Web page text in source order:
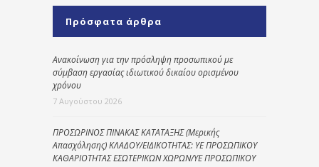
Πρόσφατα άρθρα
Ανακοίνωση για την πρόσληψη προσωπικού με
σύμβαση εργασίας ιδιωτικού δικαίου ορισμένου
χρόνου
7 Αυγούστου 2026
ΠΡΟΣΩΡΙΝΟΣ ΠΙΝΑΚΑΣ ΚΑΤΑΤΑΞΗΣ (Μερικής
Απασχόλησης) ΚΛΑΔΟΥ/ΕΙΔΙΚΟΤΗΤΑΣ: ΥΕ ΠΡΟΣΩΠΙΚΟΥ
ΚΑΘΑΡΙΟΤΗΤΑΣ ΕΣΩΤΕΡΙΚΩΝ ΧΩΡΩΝ/ΥΕ ΠΡΟΣΩΠΙΚΟΥ